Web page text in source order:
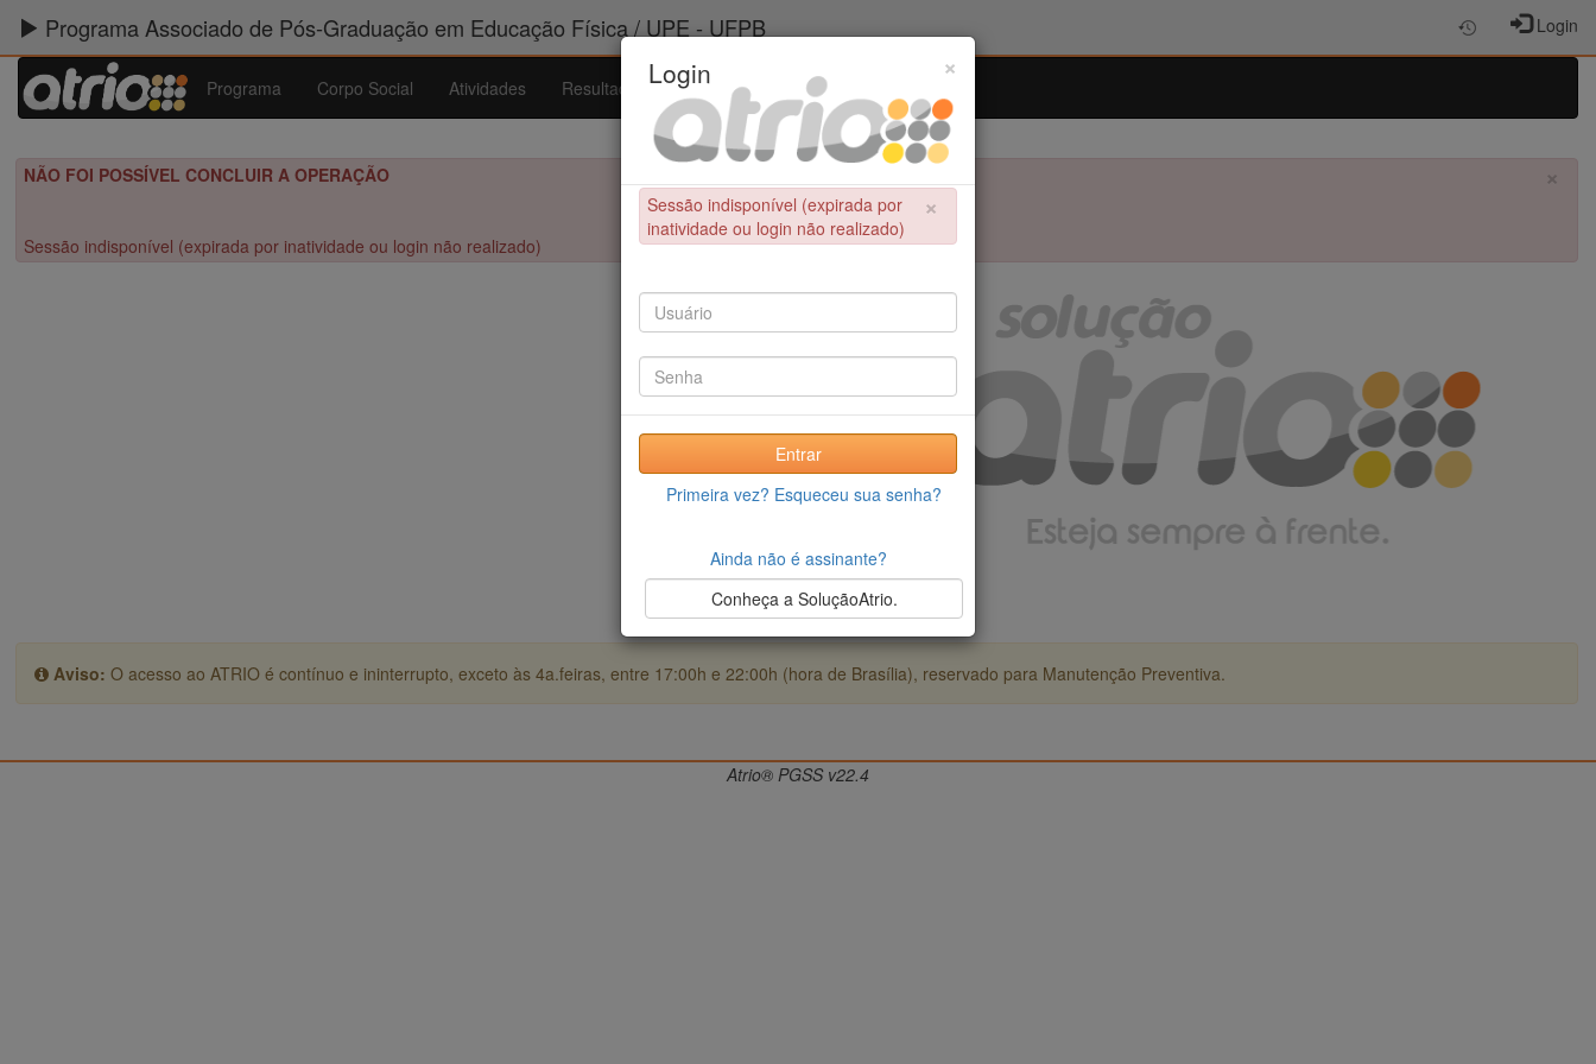
Programa Associado de Pós-Graduação em Educação Física / UPE - UFPB Login
Programa Corpo Social Atividades Resultados Admissão Ferramentas
×
NÃO FOI POSSÍVEL CONCLUIR A OPERAÇÃO
Sessão indisponível (expirada por inatividade ou login não realizado)
Aviso: O acesso ao ATRIO é contínuo e ininterrupto, exceto às 4a.feiras, entre 17:00h e 22:00h (hora de Brasília), reservado para Manutenção Preventiva.
×
Login
×
Sessão indisponível (expirada por
inatividade ou login não realizado)
Entrar
Primeira vez? Esqueceu sua senha?
Ainda não é assinante?
Conheça a SoluçãoAtrio.
Atrio® PGSS v22.4